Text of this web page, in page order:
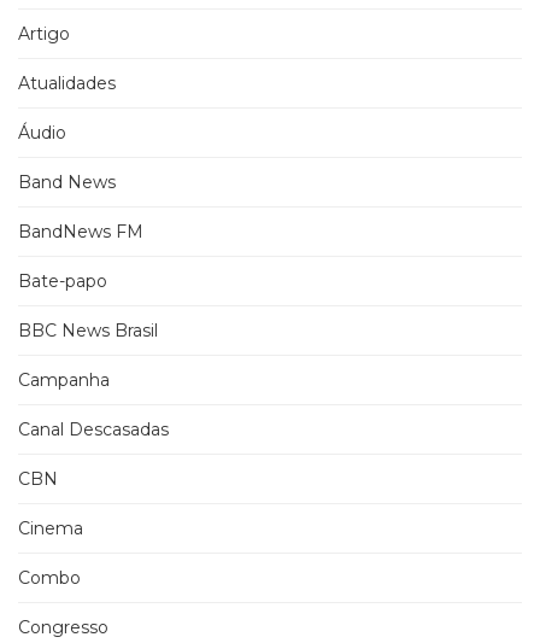
Artigo
Atualidades
Áudio
Band News
BandNews FM
Bate-papo
BBC News Brasil
Campanha
Canal Descasadas
CBN
Cinema
Combo
Congresso